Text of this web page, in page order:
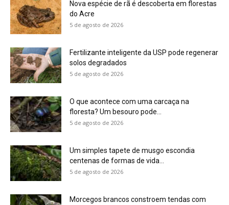
5 de agosto de 2026
5 de agosto de 2026